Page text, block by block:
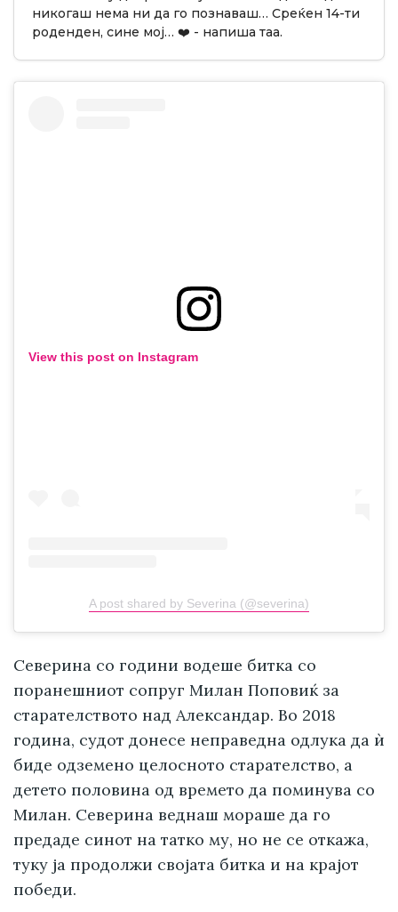
никогаш нема ни да го познаваш… Среќен 14-ти
роденден, сине мој… ❤️ - напиша таа.
View this post on Instagram
A post shared by Severina (@severina)
Северина со години водеше битка со
поранешниот сопруг Милан Поповиќ за
старателството над Александар. Во 2018
година, судот донесе неправедна одлука да ѝ
биде одземено целосното старателство, а
детето половина од времето да поминува со
Милан. Северина веднаш мораше да го
предаде синот на татко му, но не се откажа,
туку ја продолжи својата битка и на крајот
победи.